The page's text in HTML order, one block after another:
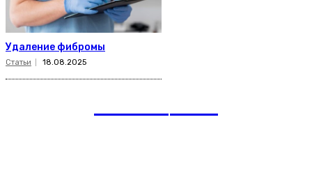
Удаление фибромы
Статьи 18.08.2025